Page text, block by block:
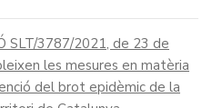
SLT/3787/2021, de 23 de
les mesures en matèria
del brot epidèmic de la